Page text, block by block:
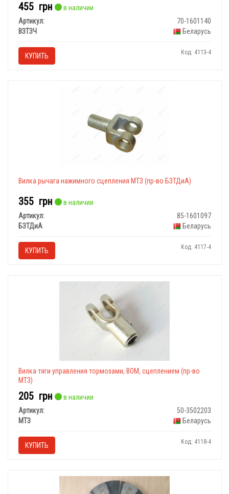
455 грн
в наличии
Артикул:
70-1601140
ВЗТЗЧ
Беларусь
КУПИТЬ Код: 4113-4
Вилка рычага нажимного сцепления МТЗ (пр-во БЗТДиА)
355 грн
в наличии
Артикул:
85-1601097
БЗТДиА
Беларусь
КУПИТЬ Код: 4117-4
Вилка тяги управления тормозами, ВОМ, сцеплением (пр-во
МТЗ)
205 грн
в наличии
Артикул:
50-3502203
МТЗ
Беларусь
КУПИТЬ Код: 4118-4